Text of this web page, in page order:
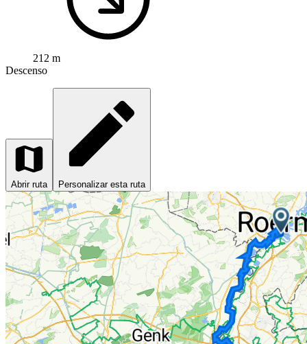
212 m
Descenso
Abrir ruta Personalizar esta ruta